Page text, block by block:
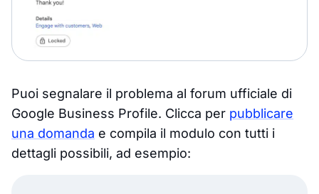
Puoi segnalare il problema al forum ufficiale di
Google Business Profile. Clicca per pubblicare
una domanda e compila il modulo con tutti i
dettagli possibili, ad esempio: